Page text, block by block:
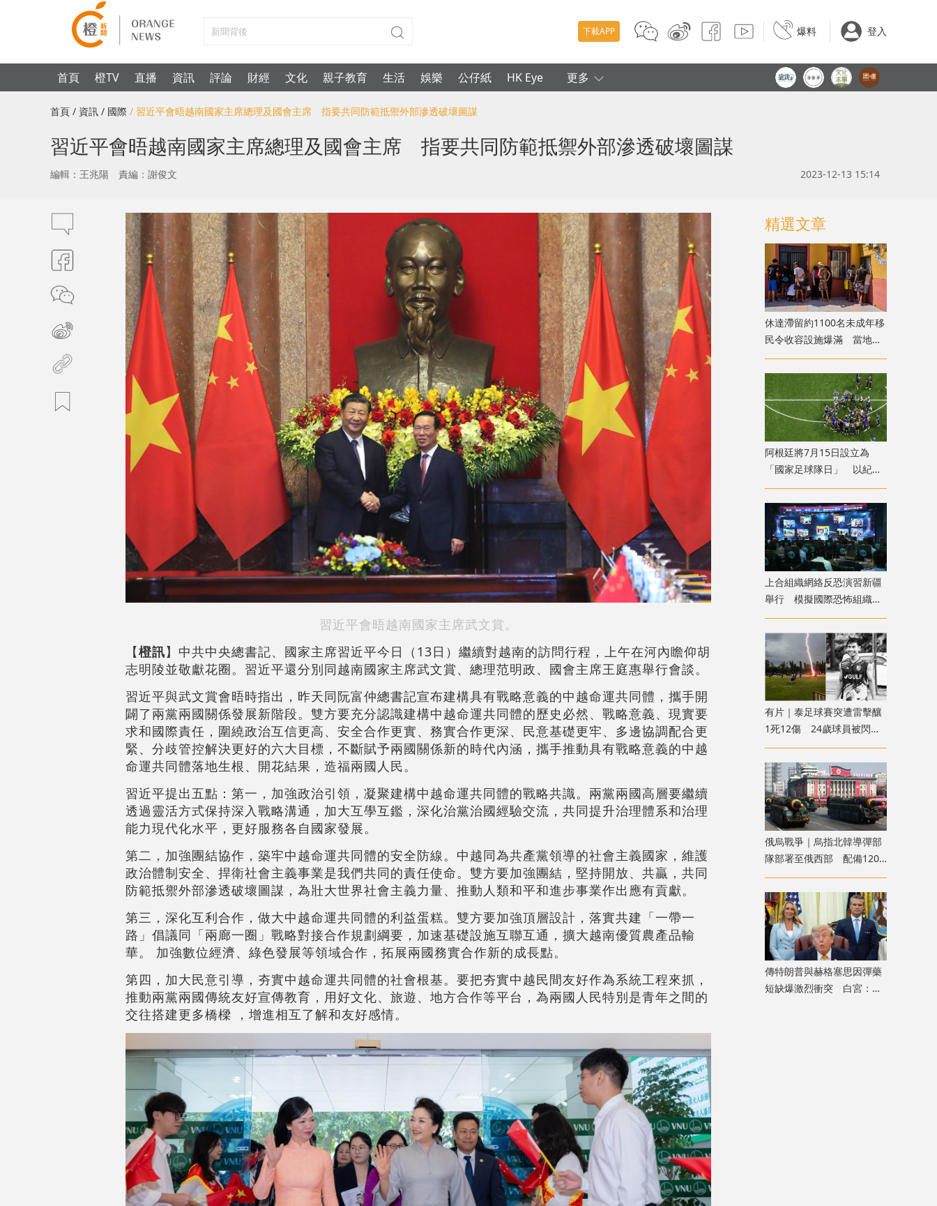
下載APP 爆料 登入
首頁 橙TV 直播 資訊 評論 財經 文化 親子教育 生活 娛樂 公仔紙 HK Eye 更多
首頁 / 資訊 / 國際 / 習近平會晤越南國家主席總理及國會主席 指要共同防範抵禦外部滲透破壞圖謀
習近平會晤越南國家主席總理及國會主席 指要共同防範抵禦外部滲透破壞圖謀
編輯：王兆陽 責編：謝俊文 2023-12-13 15:14
習近平會晤越南國家主席武文賞。
【橙訊】中共中央總書記、國家主席習近平今日（13日）繼續對越南的訪問行程，上午在河內瞻仰胡
志明陵並敬獻花圈。習近平還分別同越南國家主席武文賞、總理范明政、國會主席王庭惠舉行會談。
習近平與武文賞會晤時指出，昨天同阮富仲總書記宣布建構具有戰略意義的中越命運共同體，攜手開
闢了兩黨兩國關係發展新階段。雙方要充分認識建構中越命運共同體的歷史必然、戰略意義、現實要
求和國際責任，圍繞政治互信更高、安全合作更實、務實合作更深、民意基礎更牢、多邊協調配合更
緊、分歧管控解決更好的六大目標，不斷賦予兩國關係新的時代內涵，攜手推動具有戰略意義的中越
命運共同體落地生根、開花結果，造福兩國人民。
習近平提出五點：第一，加強政治引領，凝聚建構中越命運共同體的戰略共識。兩黨兩國高層要繼續
透過靈活方式保持深入戰略溝通，加大互學互鑑，深化治黨治國經驗交流，共同提升治理體系和治理
能力現代化水平，更好服務各自國家發展。
第二，加強團結協作，築牢中越命運共同體的安全防線。中越同為共產黨領導的社會主義國家，維護
政治體制安全、捍衛社會主義事業是我們共同的責任使命。雙方要加強團結，堅持開放、共贏，共同
防範抵禦外部滲透破壞圖謀，為壯大世界社會主義力量、推動人類和平和進步事業作出應有貢獻。
第三，深化互利合作，做大中越命運共同體的利益蛋糕。雙方要加強頂層設計，落實共建「一帶一
路」倡議同「兩廊一圈」戰略對接合作規劃綱要，加速基礎設施互聯互通，擴大越南優質農產品輸
華。 加強數位經濟、綠色發展等領域合作，拓展兩國務實合作新的成長點。
第四，加大民意引導，夯實中越命運共同體的社會根基。要把夯實中越民間友好作為系統工程來抓，
推動兩黨兩國傳統友好宣傳教育，用好文化、旅遊、地方合作等平台，為兩國人民特別是青年之間的
交往搭建更多橋樑 ，增進相互了解和友好感情。
精選文章
​休達滯留約1100名未成年移
民令收容設施爆滿 當地冀
移送西班牙本土
​阿根廷將7月15日設立為
「國家足球隊日」 以紀念
世盃挫英格蘭
上合組織網絡反恐演習新疆
舉行 模擬國際恐怖組織策
劃實施恐襲等情形
有片｜泰足球賽突遭雷擊釀
1死12傷 24歲球員被閃電
劈中亡
俄烏戰爭｜烏指北韓導彈部
隊部署至俄西部 配備120
枚彈道導彈
傳特朗普與赫格塞思因彈藥
短缺爆激烈衝突 白宮：假